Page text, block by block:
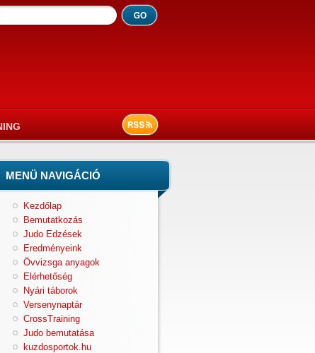
MENÜ NAVIGÁCIÓ
Kezdőlap
Bemutatkozás
Judo Edzések
Eredményeink
Övvizsga anyagok
Elérhetőség
Nyári táborok
Versenynaptár
CrossTraining
Judo bemutatása
kuzdosportok.hu